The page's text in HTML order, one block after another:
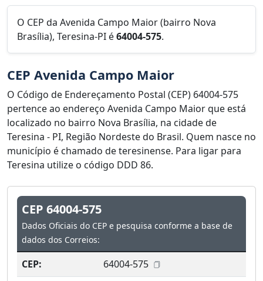
O CEP da Avenida Campo Maior (bairro Nova
Brasília), Teresina-PI é64004-575.
CEP Avenida Campo Maior
O Código de Endereçamento Postal (CEP) 64004-575
pertence ao endereço Avenida Campo Maior que está
localizado no bairro Nova Brasília, na cidade de
Teresina - PI, Região Nordeste do Brasil. Quem nasce no
município é chamado de teresinense. Para ligar para
Teresina utilize o código DDD 86.
CEP 64004-575
Dados Oficiais do CEP e pesquisa conforme a base de
dados dos Correios:
CEP:
64004-575